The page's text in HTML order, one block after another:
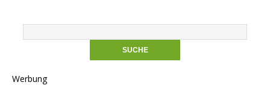
Werbung